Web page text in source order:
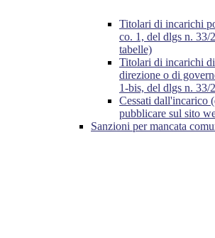
Titolari di incarichi
co. 1, del dlgs n. 33/
tabelle)
Titolari di incarichi
direzione o di
1-bis, del dlgs n. 33/
Cessati dall'incarico
pubblicare sul sito
Sanzioni per mancata